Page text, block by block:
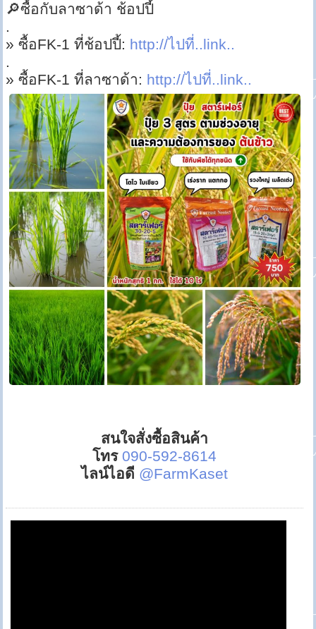
🔎ซื้อกับลาซาด้า ช้อปปี้
.
» ซื้อFK-1 ที่ช้อปปี้: http://ไปที่..link..
.
» ซื้อFK-1 ที่ลาซาด้า: http://ไปที่..link..
สนใจสั่งซื้อสินค้า
โทร 090-592-8614
ไลน์ไอดี @FarmKaset